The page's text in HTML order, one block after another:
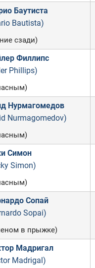
Баутиста
Bautista)
сзади)
Филлипс
Phillips)
Нурмагомедов
Nurmagomedov)
Симон
Simon)
Сопай
Sopai)
в прыжке)
Мадригал
Madrigal)